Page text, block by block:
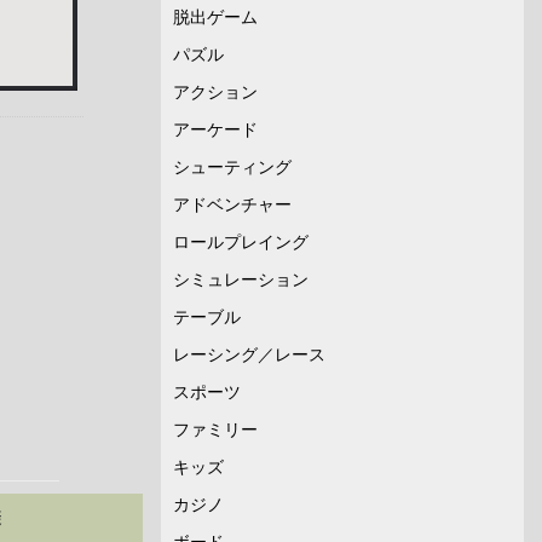
脱出ゲーム
パズル
アクション
アーケード
シューティング
アドベンチャー
ロールプレイング
シミュレーション
テーブル
レーシング／レース
スポーツ
ファミリー
キッズ
カジノ